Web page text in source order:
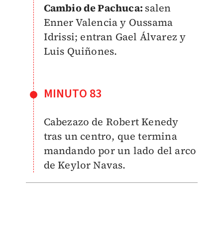
Cambio de Pachuca: salen
Enner Valencia y Oussama
Idrissi; entran Gael Álvarez y
Luis Quiñones.
MINUTO 83
Cabezazo de Robert Kenedy
tras un centro, que termina
mandando por un lado del arco
de Keylor Navas.